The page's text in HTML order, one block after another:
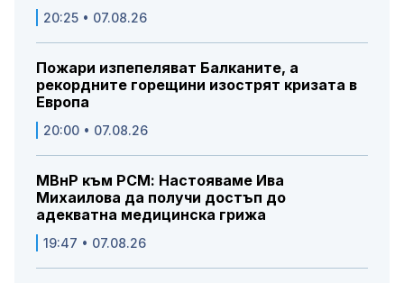
20:25 • 07.08.26
Пожари изпепеляват Балканите, а
рекордните горещини изострят кризата в
Европа
20:00 • 07.08.26
МВнР към РСМ: Настояваме Ива
Михаилова да получи достъп до
адекватна медицинска грижа
19:47 • 07.08.26